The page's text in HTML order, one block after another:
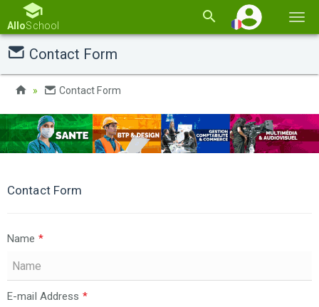
la
AlloSchool
Contact Form
Contact Form
Contact Form
Name *
E-mail Address *